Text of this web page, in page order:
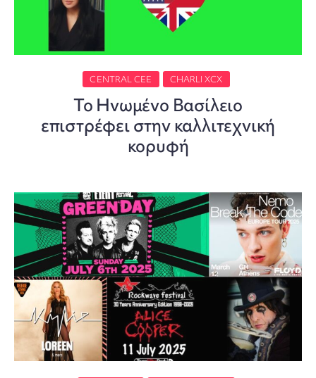
CENTRAL CEE CHARLI XCX
Το Ηνωμένο Βασίλειο
επιστρέφει στην καλλιτεχνική
κορυφή